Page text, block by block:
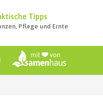
Tipps
Pflege und Ernte